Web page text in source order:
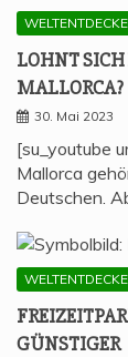
LOHNT
MALLORCA?
30. Mai 2023
[su_youtube
Mallorca
Deutschen.
GÜNSTIGER